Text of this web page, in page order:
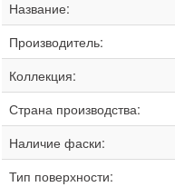
Название:
Производитель:
Коллекция:
Страна производства:
Наличие фаски:
Тип поверхности: